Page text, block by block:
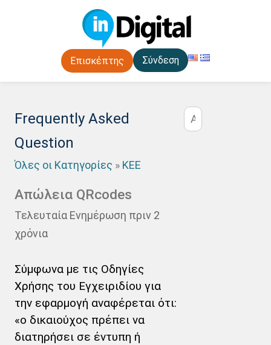
Επισκέπτης Σύνδεση
Frequently Asked
Question
Όλες οι Κατηγορίες » ΚΕΕ
Απώλεια QRcodes
Τελευταία Ενημέρωση πριν 2
χρόνια
Σύμφωνα με τις Οδηγίες
Χρήσης του Εγχειριδίου για
την εφαρμογή αναφέρεται ότι:
«ο δικαιούχος πρέπει να
διατηρήσει σε έντυπη ή